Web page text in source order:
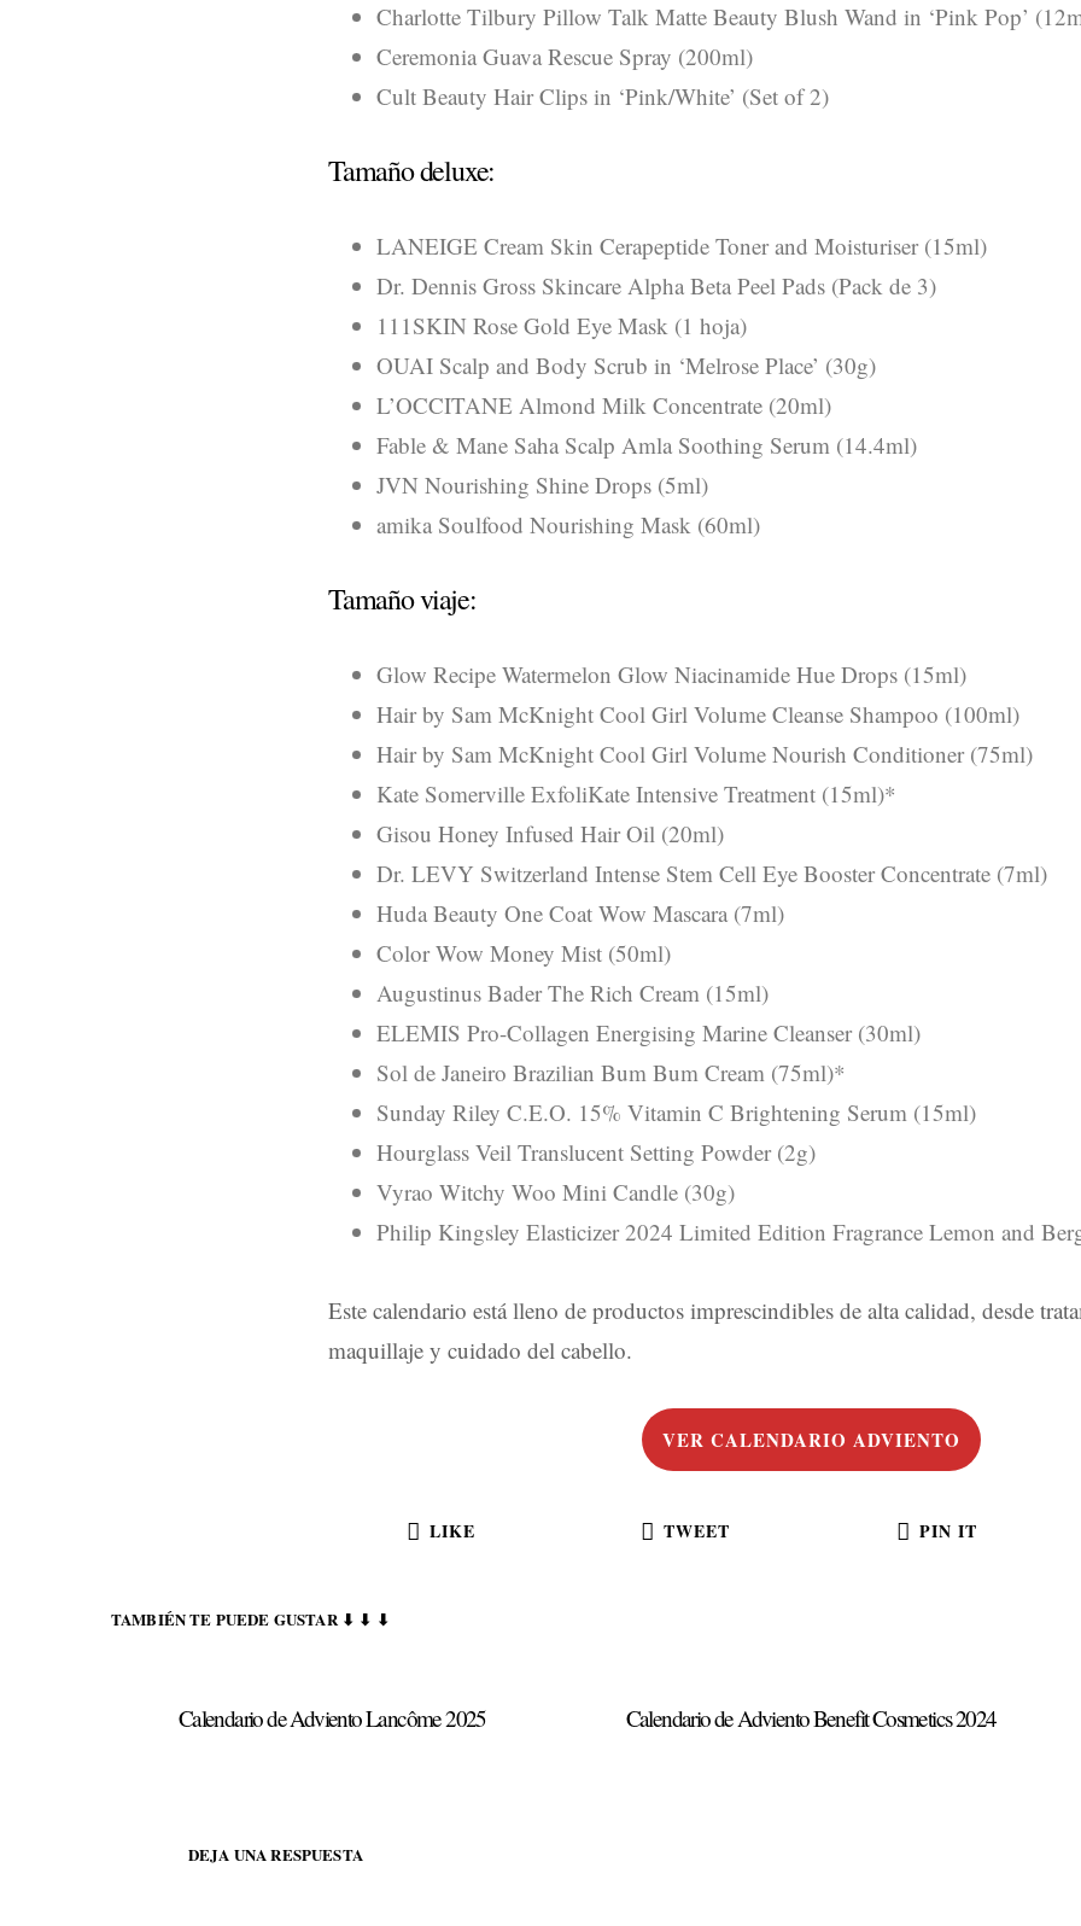
Charlotte Tilbury Pillow Talk Matte Beauty Blush Wand in ‘Pink Pop’
Ceremonia Guava Rescue Spray (200ml)
Cult Beauty Hair Clips in ‘Pink/White’ (Set of 2)
Tamaño deluxe:
LANEIGE Cream Skin Cerapeptide Toner and Moisturiser (15ml)
Dr. Dennis Gross Skincare Alpha Beta Peel Pads (Pack de 3)
111SKIN Rose Gold Eye Mask (1 hoja)
OUAI Scalp and Body Scrub in ‘Melrose Place’ (30g)
L’OCCITANE Almond Milk Concentrate (20ml)
Fable & Mane Saha Scalp Amla Soothing Serum (14.4ml)
JVN Nourishing Shine Drops (5ml)
amika Soulfood Nourishing Mask (60ml)
Tamaño viaje:
Glow Recipe Watermelon Glow Niacinamide Hue Drops (15ml)
Hair by Sam McKnight Cool Girl Volume Cleanse Shampoo (100ml)
Hair by Sam McKnight Cool Girl Volume Nourish Conditioner (75ml)
Kate Somerville ExfoliKate Intensive Treatment (15ml)*
Gisou Honey Infused Hair Oil (20ml)
Dr. LEVY Switzerland Intense Stem Cell Eye Booster Concentrate (7ml)
Huda Beauty One Coat Wow Mascara (7ml)
Color Wow Money Mist (50ml)
Augustinus Bader The Rich Cream (15ml)
ELEMIS Pro-Collagen Energising Marine Cleanser (30ml)
Sol de Janeiro Brazilian Bum Bum Cream (75ml)*
Sunday Riley C.E.O. 15% Vitamin C Brightening Serum (15ml)
Hourglass Veil Translucent Setting Powder (2g)
Vyrao Witchy Woo Mini Candle (30g)
Philip Kingsley Elasticizer 2024 Limited Edition Fragrance Lemon and
Este calendario está lleno de productos imprescindibles de alta calidad, desde
maquillaje y cuidado del cabello.
VER CALENDARIO ADVIENTO
LIKE TWEET PIN IT
TAMBIÉN TE PUEDE GUSTAR ⬇ ⬇ ⬇
Calendario de Adviento Lancôme 2025 Calendario de Adviento Benefit Cosmetics 2024
DEJA UNA RESPUESTA